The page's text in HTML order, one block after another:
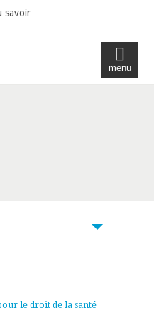
menu
le droit de la santé